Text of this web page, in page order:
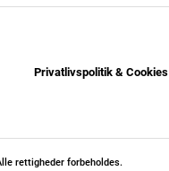
Privatlivspolitik & Cookies
rettigheder forbeholdes.